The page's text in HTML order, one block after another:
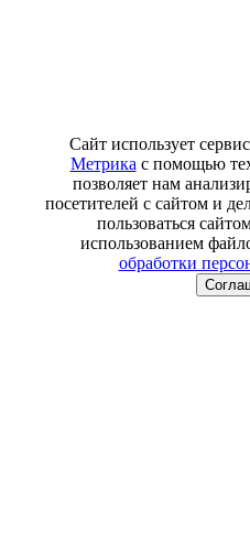
Сайт использует
Метрика с помощью
позволяет нам
посетителей с сайтом и
пользоваться
использованием
обработки